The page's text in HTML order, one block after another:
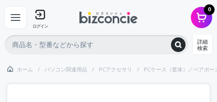
ログイン
0
詳細
検索
ホーム パソコン関連用品 PCアクセサリ PCケース（筐体）／ベアボー